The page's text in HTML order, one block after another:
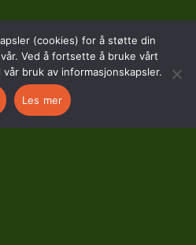
(cookies) for å støtte din
Ved å fortsette å bruke vårt
bruk av informasjonskapsler.
Les mer